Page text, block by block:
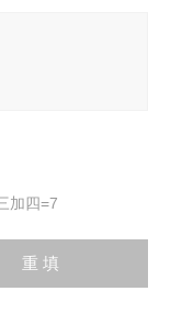
加四=7